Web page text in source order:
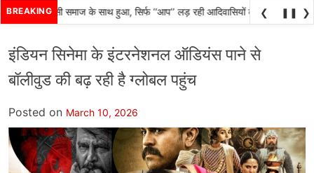
BREAKING
आदिवासी समाज के साथ हुआ, सिर्फ ‘‘आप’’ लड़ रही आदिवासियों के अधिकारों की
❮ ❚❚ ❯
इंडियन सिनेमा के इंटरनेशनल ऑडियंस पाने से
बॉलीवुड की बढ़ रही है ग्लोबल पहुंच
Posted on March 10, 2026